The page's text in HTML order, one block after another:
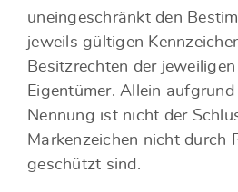
uneingeschränkt den
jeweils gültigen
Besitzrechten der
Eigentümer. Allein aufgrund
Nennung ist nicht der
Markenzeichen nicht durch
geschützt sind.